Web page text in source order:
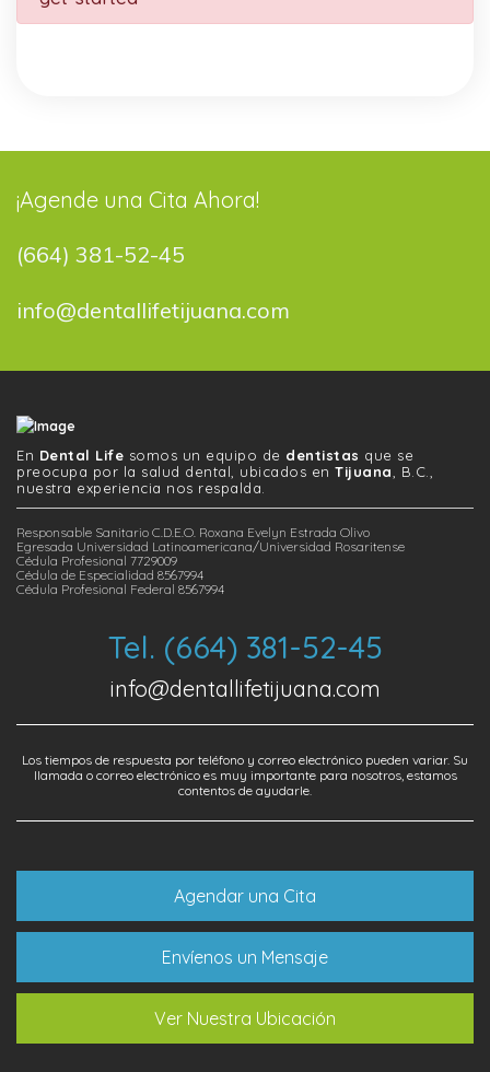
¡Agende una Cita Ahora!
(664) 381-52-45
info@dentallifetijuana.com
En Dental Life somos un equipo de dentistas que se
preocupa por la salud dental, ubicados en Tijuana , B.C.,
nuestra experiencia nos respalda.
Responsable Sanitario C.D.E.O. Roxana Evelyn Estrada Olivo
Egresada Universidad Latinoamericana/Universidad Rosaritense
Cédula Profesional 7729009
Cédula de Especialidad 8567994
Cédula Profesional Federal 8567994
Tel. (664) 381-52-45
info@dentallifetijuana.com
Los tiempos de respuesta por teléfono y correo electrónico pueden variar. Su
llamada o correo electrónico es muy importante para nosotros, estamos
contentos de ayudarle.
Agendar una Cita
Envíenos un Mensaje
Ver Nuestra Ubicación